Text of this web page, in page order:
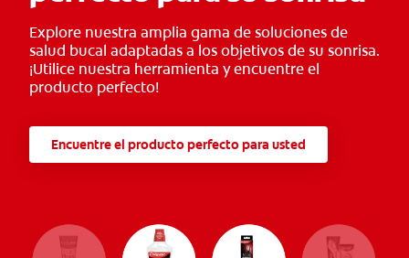
Explore nuestra amplia gama de soluciones de
salud bucal adaptadas a los objetivos de su sonrisa.
¡Utilice nuestra herramienta y encuentre el
producto perfecto!
Encuentre el producto perfecto para usted